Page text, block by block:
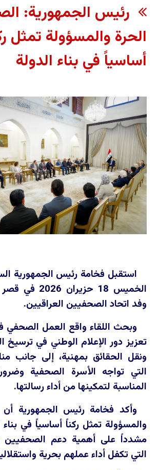
رئيس الجمهورية:
الحرة والمسؤولة تمثل
أساسياً في بناء الدولة
استقبل فخامة رئيس الجمهورية
الخميس 18
وفد اتحاد الصحفيين العراقيين.
وبحث اللقاء واقع العمل الصحفي
تعزيز دور الإعلام الوطني في ترسيخ
ونقل الحقائق بمهنية، إلى جانب
التي تواجه الأسرة الصحفية
المناسبة لتمكينها من أداء رسالتها.
وأكد فخامة رئيس الجمهورية أن
والمسؤولة تمثل ركناً أساسياً في بناء
مشدداً على أهمية دعم الصحفيين
التي تكفل أداء عملهم بحرية